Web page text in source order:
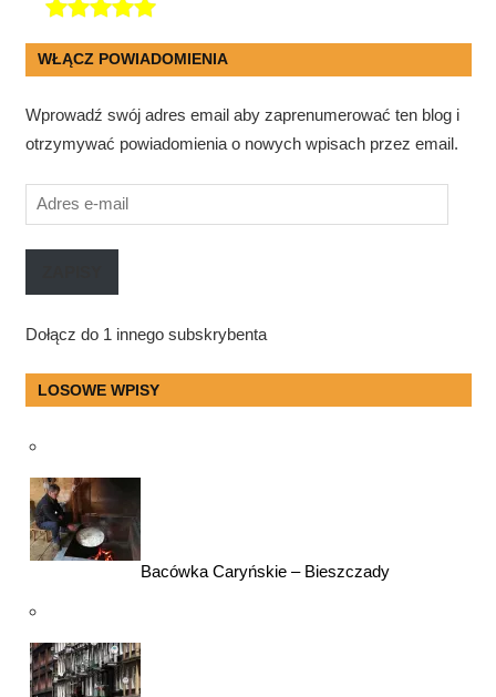
WŁĄCZ POWIADOMIENIA
Wprowadź swój adres email aby zaprenumerować ten blog i
otrzymywać powiadomienia o nowych wpisach przez email.
Adres
e-
mail
Dołącz do 1 innego subskrybenta
LOSOWE WPISY
Bacówka Caryńskie – Bieszczady